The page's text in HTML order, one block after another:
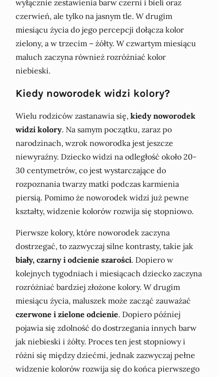
wyłącznie zestawienia barw czerni i bieli oraz
czerwień, ale tylko na jasnym tle. W drugim
miesiącu życia do jego percepcji dołącza kolor
zielony, a w trzecim – żółty. W czwartym miesiącu
maluch zaczyna również rozróżniać kolor
niebieski.
Kiedy noworodek widzi kolory?
Wielu rodziców zastanawia się, kiedy noworodek
widzi kolory. Na samym początku, zaraz po
narodzinach, wzrok noworodka jest jeszcze
niewyraźny. Dziecko widzi na odległość około 20-
30 centymetrów, co jest wystarczające do
rozpoznania twarzy matki podczas karmienia
piersią. Pomimo że noworodek widzi już pewne
kształty, widzenie kolorów rozwija się stopniowo.
Pierwsze kolory, które noworodek zaczyna
dostrzegać, to zazwyczaj silne kontrasty, takie jak
biały, czarny i odcienie szarości. Dopiero w
kolejnych tygodniach i miesiącach dziecko zaczyna
rozróżniać bardziej złożone kolory. W drugim
miesiącu życia, maluszek może zacząć zauważać
czerwone i zielone odcienie. Dopiero później
pojawia się zdolność do dostrzegania innych barw
jak niebieski i żółty. Proces ten jest stopniowy i
różni się między dziećmi, jednak zazwyczaj pełne
widzenie kolorów rozwija się do końca pierwszego